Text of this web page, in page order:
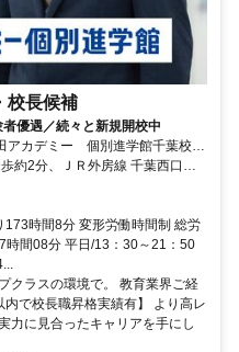
校長候補
優遇／続々と新規開校中
アカデミー 個別進学館千葉校
約2分、ＪＲ外房線 千葉西口徒
分
時間8分 変形労働時間制 総労
間08分 平日/13：30～21：50
クラスの環境で。 教育業界ご経
で校長職昇格実績有】 より高レ
力に見合ったキャリアを手にし